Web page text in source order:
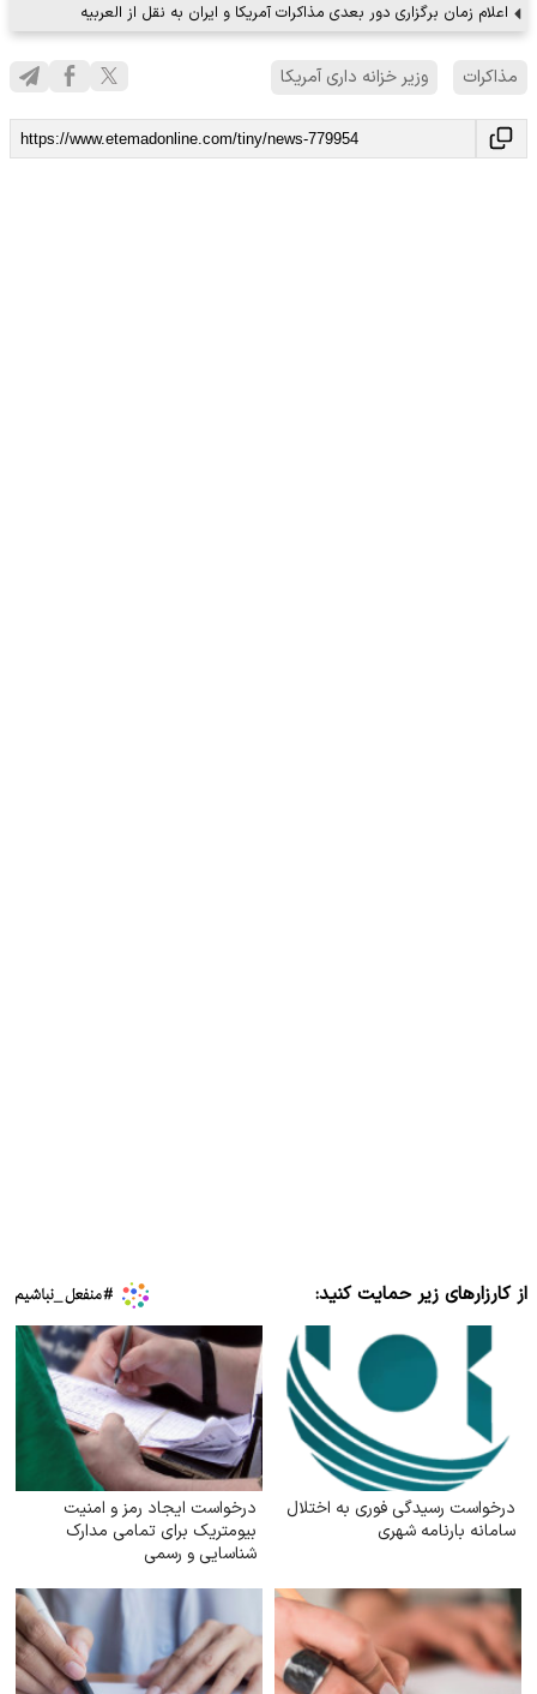
اعلام زمان برگزاری دور بعدی مذاکرات آمریکا و ایران به نقل از العربیه
مذاکرات وزیر خزانه داری آمریکا
از کارزارهای زیر حمایت کنید:
درخواست رسیدگی فوری به اختلال
سامانه بارنامه شهری
درخواست ایجاد رمز و امنیت
بیومتریک برای تمامی مدارک
شناسایی و رسمی